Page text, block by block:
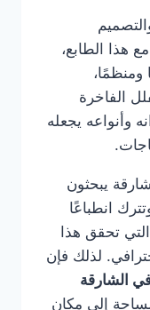
هذا الطابع،
ومنظمًا،
الفاخرة
وأنواعه يجعله
يبحثون
انطباعًا
تحقق هذا
لذلك فإن
الشارقة
إلى مكان